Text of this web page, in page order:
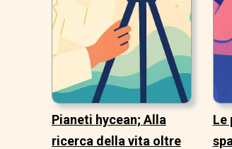
Pianeti hycean; Alla
ricerca della vita oltre
Le